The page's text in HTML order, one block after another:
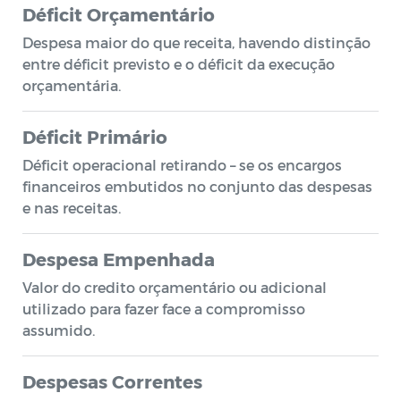
Déficit Orçamentário
Despesa maior do que receita, havendo distinção
entre déficit previsto e o déficit da execução
orçamentária.
Déficit Primário
Déficit operacional retirando – se os encargos
financeiros embutidos no conjunto das despesas
e nas receitas.
Despesa Empenhada
Valor do credito orçamentário ou adicional
utilizado para fazer face a compromisso
assumido.
Despesas Correntes